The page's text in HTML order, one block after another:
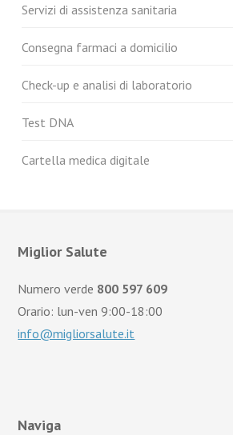
Servizi di assistenza sanitaria
Consegna farmaci a domicilio
Check-up e analisi di laboratorio
Test DNA
Cartella medica digitale
Miglior Salute
Numero verde 800 597 609
Orario: lun-ven 9:00-18:00
info@migliorsalute.it
Naviga